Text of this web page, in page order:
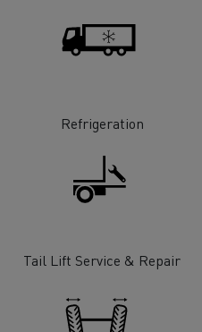
Refrigeration
Tail Lift Service & Repair